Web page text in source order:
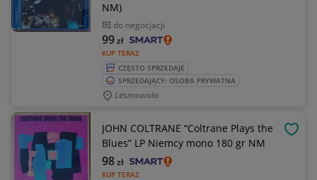
NM)
do negocjacji
KUP TERAZ
99zł
CZĘSTO SPRZEDAJE
SPRZEDAJĄCY: OSOBA PRYWATNA
Lesznowola
JOHN COLTRANE “Coltrane Plays the
Blues” LP Niemcy mono 180 gr NM
KUP TERAZ
98zł